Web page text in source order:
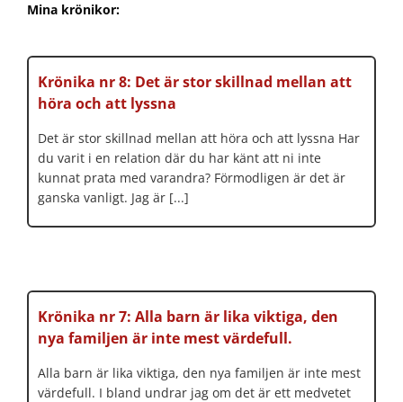
Mina krönikor:
Krönika nr 8: Det är stor skillnad mellan att
höra och att lyssna
Det är stor skillnad mellan att höra och att lyssna Har
du varit i en relation där du har känt att ni inte
kunnat prata med varandra? Förmodligen är det är
ganska vanligt. Jag är [...]
Krönika nr 7: Alla barn är lika viktiga, den
nya familjen är inte mest värdefull.
Alla barn är lika viktiga, den nya familjen är inte mest
värdefull. I bland undrar jag om det är ett medvetet